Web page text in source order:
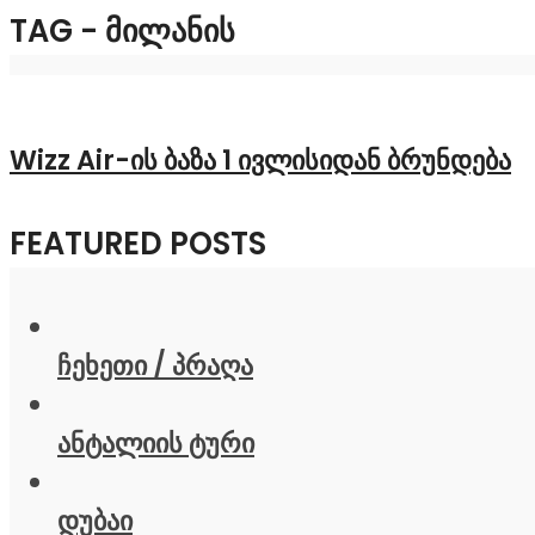
TAG - ᲛᲘᲚᲐᲜᲘᲡ
Wizz Air-ის ბაზა 1 ივლისიდან ბრუნდება
FEATURED POSTS
ჩეხეთი / პრაღა
ანტალიის ტური
დუბაი